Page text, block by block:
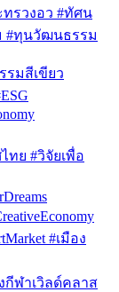
ทรวงอว #ทัศน
#ทุนวัฒนธรรม
รมสีเขียว
ทย #วิจัยเพื่อ
#เมือง
งกีฬาเวิลด์คลาส